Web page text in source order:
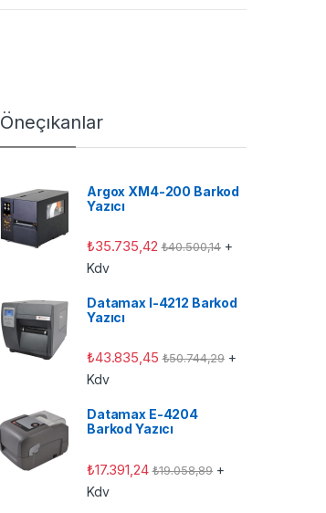
Öneçıkanlar
Argox XM4-200 Barkod
Yazıcı
₺35.735,42 ₺40.500,14 +
Kdv
Datamax I-4212 Barkod
Yazıcı
₺43.835,45 ₺50.744,29 +
Kdv
Datamax E-4204
Barkod Yazıcı
₺17.391,24 ₺19.058,89 +
Kdv